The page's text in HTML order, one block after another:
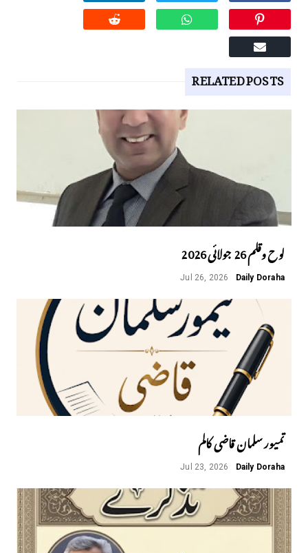
RELATED POSTS
لوح وقلم 26 جولائی 2026
Daily Doraha
Jul 26, 2026
تمیور سلمان قاضی کالم
Daily Doraha
Jul 23, 2026